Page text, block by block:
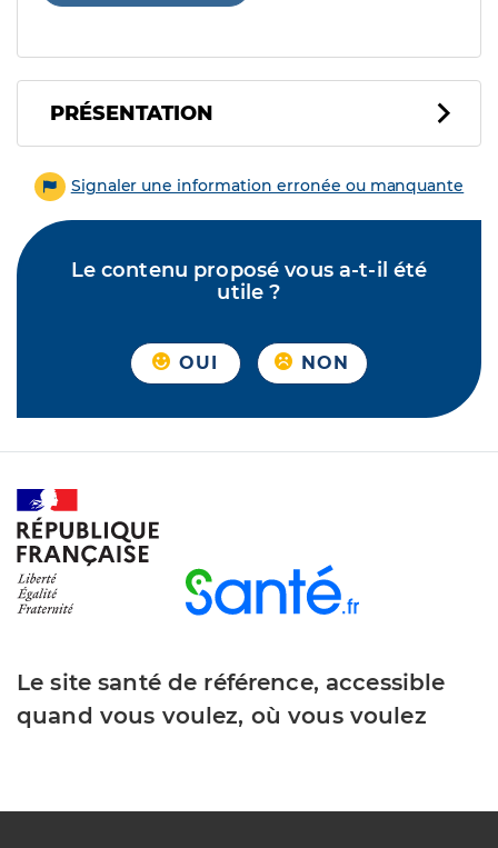
PRÉSENTATION
Signaler une information erronée ou manquante
Le contenu proposé vous a-t-il été
utile ?
OUI NON
Le site santé de référence, accessible
quand vous voulez, où vous voulez